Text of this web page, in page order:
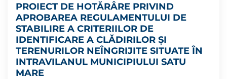
PROIECT DE HOTĂRÂRE PRIVIND
APROBAREA REGULAMENTULUI DE
STABILIRE A CRITERIILOR DE
IDENTIFICARE A CLĂDIRILOR ŞI
TERENURILOR NEÎNGRIJITE SITUATE ÎN
INTRAVILANUL MUNICIPIULUI SATU
MARE